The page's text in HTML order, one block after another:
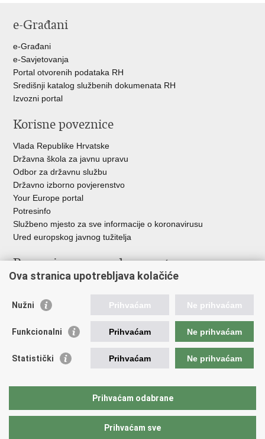
FacebookuTwitteru
e-Građani
e-Građani
e-Savjetovanja
Portal otvorenih podataka RH
Središnji katalog službenih dokumenata RH
Izvozni portal
Korisne poveznice
Vlada Republike Hrvatske
Državna škola za javnu upravu
Odbor za državnu službu
Državno izborno povjerenstvo
Your Europe portal
Potresinfo
Službeno mjesto za sve informacije o koronavirusu
Ured europskog javnog tužitelja
Poveznice pravosudnog sustava
Državno odvjetništvo
Ured za suzbijanje korupcije i organiziranog kriminaliteta
Državnoodvjetničko vijeće
Hrvatska odvjetnička komora
Europski pravosudni portal
Ova stranica upotrebljava kolačiće
Nužni Prihvaćam Ne prihvaćam
Funkcionalni Prihvaćam Ne prihvaćam
Statistički Prihvaćam Ne prihvaćam
Prihvaćam odabrane
Prihvaćam sve